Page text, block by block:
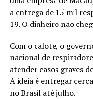
a entrega de 15 mil
19. O dinheiro não
Com o calote, o
nacional de
atender casos graves
A ideia é entregar
no Brasil até julho.